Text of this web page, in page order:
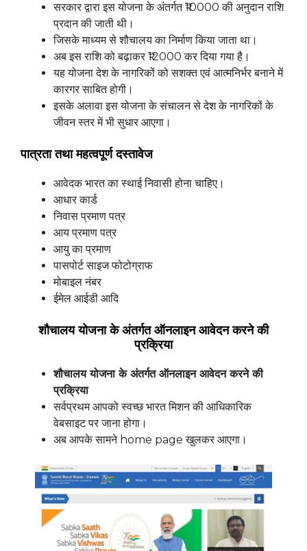
सरकार द्वारा इस योजना के अंतर्गत ₹10000 की अनुदान राशि
प्रदान की जाती थी।
जिसके माध्यम से शौचालय का निर्माण किया जाता था।
अब इस राशि को बढ़ाकर ₹12000 कर दिया गया है।
यह योजना देश के नागरिकों को सशक्त एवं आत्मनिर्भर बनाने में
कारगर साबित होगी।
इसके अलावा इस योजना के संचालन से देश के नागरिकों के
जीवन स्तर में भी सुधार आएगा।
पात्रता तथा महत्वपूर्ण दस्तावेज
आवेदक भारत का स्थाई निवासी होना चाहिए।
आधार कार्ड
निवास प्रमाण पत्र
आय प्रमाण पत्र
आयु का प्रमाण
पासपोर्ट साइज फोटोग्राफ
मोबाइल नंबर
ईमेल आईडी आदि
शौचालय योजना के अंतर्गत ऑनलाइन आवेदन करने की
प्रक्रिया
शौचालय योजना के अंतर्गत ऑनलाइन आवेदन करने की
प्रक्रिया
सर्वप्रथम आपको स्वच्छ भारत मिशन की आधिकारिक
वेबसाइट पर जाना होगा।
अब आपके सामने home page खुलकर आएगा।